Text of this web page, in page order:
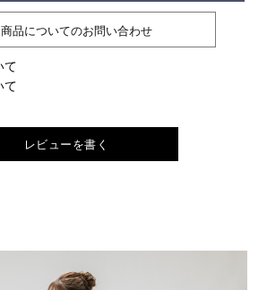
商品についてのお問い合わせ
て
て
レビューを書く